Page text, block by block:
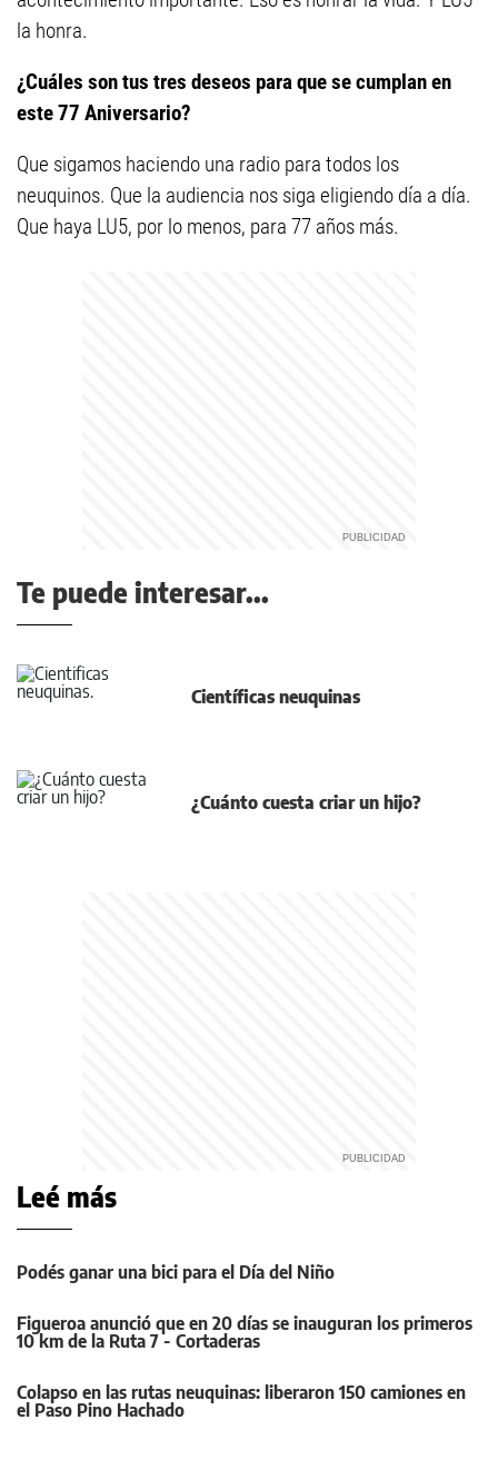
la honra.
¿Cuáles son tus tres deseos para que se cumplan en
este 77 Aniversario?
Que sigamos haciendo una radio para todos los
neuquinos. Que la audiencia nos siga eligiendo día a día.
Que haya LU5, por lo menos, para 77 años más.
Te puede interesar...
Científicas neuquinas
¿Cuánto cuesta criar un hijo?
Leé más
Podés ganar una bici para el Día del Niño
Figueroa anunció que en 20 días se inauguran los primeros
10 km de la Ruta 7 - Cortaderas
Colapso en las rutas neuquinas: liberaron 150 camiones en
el Paso Pino Hachado